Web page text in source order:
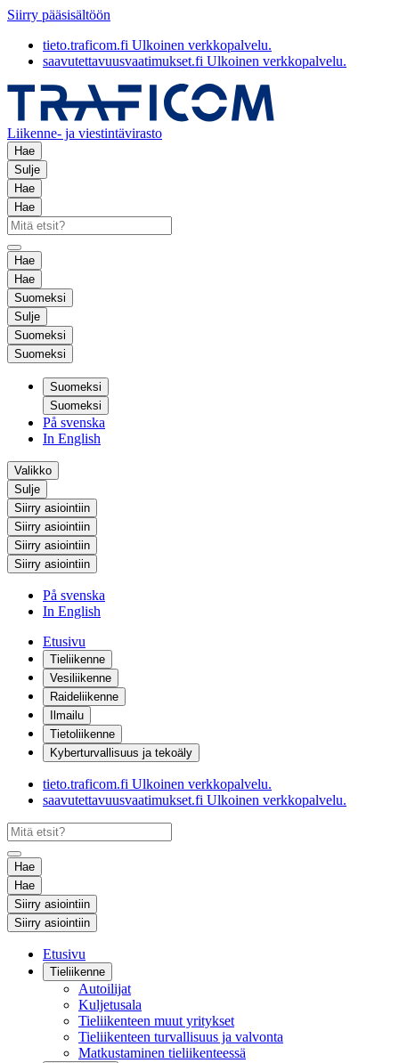
Siirry pääsisältöön
tieto.traficom.fi Ulkoinen verkkopalvelu.
saavutettavuusvaatimukset.fi Ulkoinen verkkopalvelu.
Liikenne- ja viestintävirasto
Hae
Sulje
Hae
Hae
Hae
Hae
Suomeksi
Sulje
Suomeksi
Suomeksi
Suomeksi
Suomeksi
På svenska
In English
Valikko
Sulje
Siirry asiointiin
Siirry asiointiin
Siirry asiointiin
Siirry asiointiin
På svenska
In English
Etusivu
Tieliikenne
Vesiliikenne
Raideliikenne
Ilmailu
Tietoliikenne
Kyberturvallisuus ja tekoäly
tieto.traficom.fi Ulkoinen verkkopalvelu.
saavutettavuusvaatimukset.fi Ulkoinen verkkopalvelu.
Hae
Hae
Siirry asiointiin
Siirry asiointiin
Etusivu
Tieliikenne
Autoilijat
Kuljetusala
Tieliikenteen muut yritykset
Tieliikenteen turvallisuus ja valvonta
Matkustaminen tieliikenteessä